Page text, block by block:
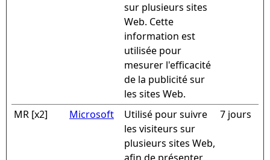
sur plusieurs sites
Web. Cette
information est
utilisée pour
mesurer l'efficacité
de la publicité sur
les sites Web.
MR [x2] Microsoft
Utilisé pour suivre
les visiteurs sur
plusieurs sites Web,
7 jours